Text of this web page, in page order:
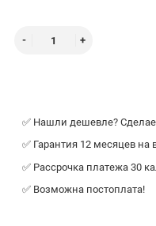
✅ Нашли дешевле?
✅ Гарантия 12 месяцев на
✅ Рассрочка платежа 30
✅ Возможна постоплата!